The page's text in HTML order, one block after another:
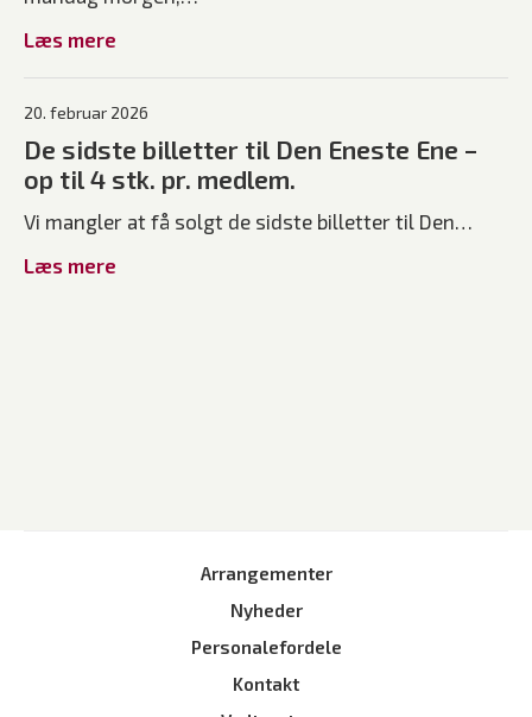
Læs mere
De sidste billetter til Den Eneste Ene –
op til 4 stk. pr. medlem.
20. februar 2026
Vi mangler at få solgt de sidste billetter til Den…
Læs mere
Arrangementer
Nyheder
Personalefordele
Kontakt